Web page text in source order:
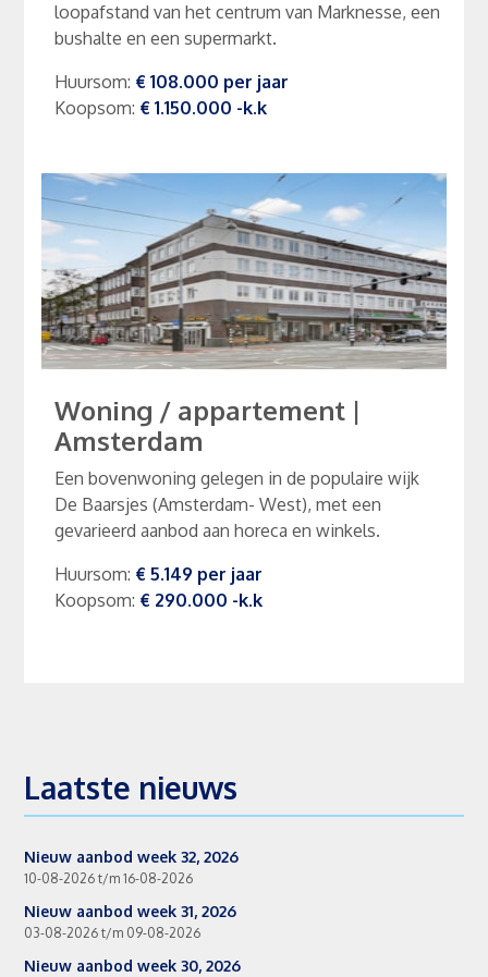
loopafstand van het centrum van Marknesse, een
bushalte en een supermarkt.
Huursom: € 108.000 per jaar
Koopsom: € 1.150.000 -k.k
Woning / appartement |
Amsterdam
Een bovenwoning gelegen in de populaire wijk
De Baarsjes (Amsterdam- West), met een
gevarieerd aanbod aan horeca en winkels.
Huursom: € 5.149 per jaar
Koopsom: € 290.000 -k.k
Laatste nieuws
Nieuw aanbod week 32, 2026
10-08-2026 t/m 16-08-2026
Nieuw aanbod week 31, 2026
03-08-2026 t/m 09-08-2026
Nieuw aanbod week 30, 2026